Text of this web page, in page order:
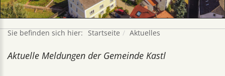
Sie befinden sich hier: Startseite Aktuelles
Aktuelle Meldungen der Gemeinde Kastl